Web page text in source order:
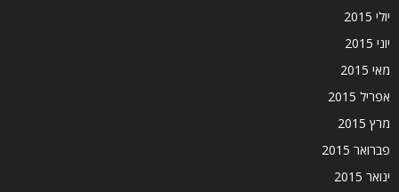
יולי 2015
יוני 2015
מאי 2015
אפריל 2015
מרץ 2015
פברואר 2015
ינואר 2015